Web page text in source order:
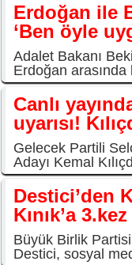
Erdoğan ile
‘Ben öyle
Adalet Bakanı
Erdoğan arasında
Canlı
uyarısı!
Gelecek Partili
Adayı Kemal
Destici’den
Kınık’a
Büyük Birlik
Destici, sosyal